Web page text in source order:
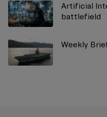
Artificial
battlefield
Weekly